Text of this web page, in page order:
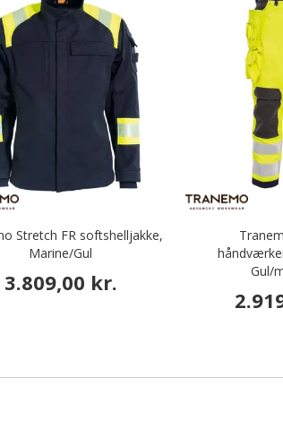
Stretch FR softshelljakke,
Marine/Gul
3.809,00 kr.
Gul/